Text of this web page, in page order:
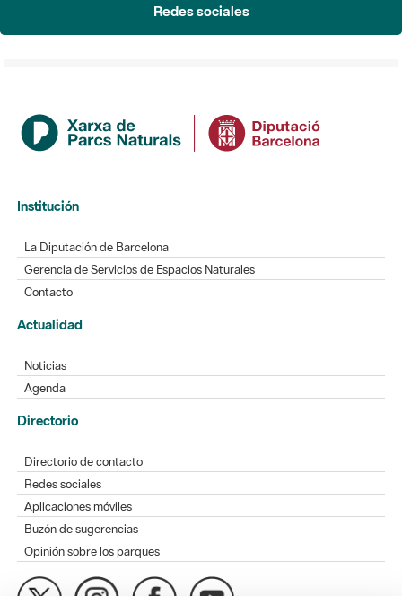
Redes sociales
Institución
La Diputación de Barcelona
Gerencia de Servicios de Espacios Naturales
Contacto
Actualidad
Noticias
Agenda
Directorio
Directorio de contacto
Redes sociales
Aplicaciones móviles
Buzón de sugerencias
Opinión sobre los parques